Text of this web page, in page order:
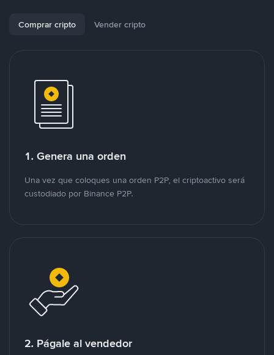
Comprar cripto Vender cripto
1. Genera una orden
Una vez que coloques una orden P2P, el criptoactivo será
custodiado por Binance P2P.
2. Págale al vendedor